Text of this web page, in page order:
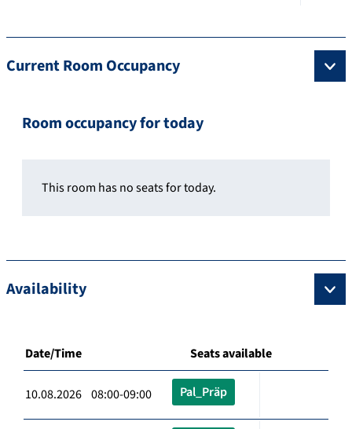
Current Room Occupancy
Room occupancy for today
This room has no seats for today.
Availability
Date/Time Seats available
10.08.2026 08:00-09:00 Pal_Präp